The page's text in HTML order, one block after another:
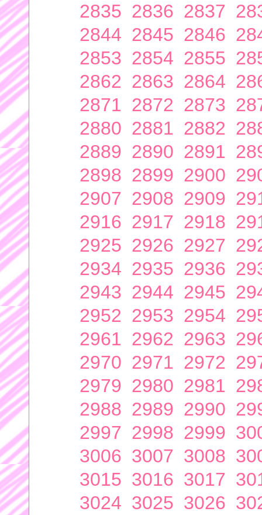
2835 2836 2837
2844 2845 2846
2853 2854 2855
2862 2863 2864
2871 2872 2873
2880 2881 2882
2889 2890 2891
2898 2899 2900
2907 2908 2909
2916 2917 2918
2925 2926 2927
2934 2935 2936
2943 2944 2945
2952 2953 2954
2961 2962 2963
2970 2971 2972
2979 2980 2981
2988 2989 2990
2997 2998 2999
3006 3007 3008
3015 3016 3017
3024 3025 3026